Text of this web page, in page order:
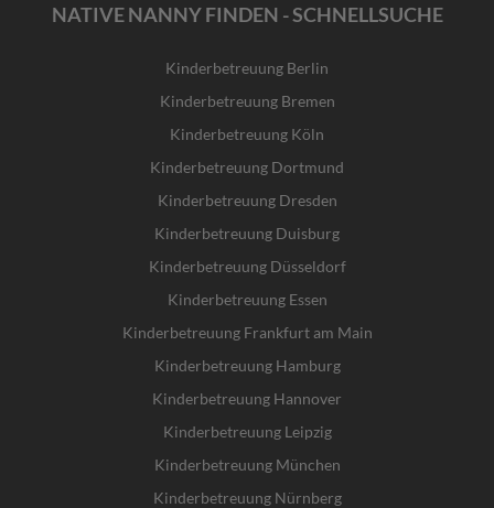
NATIVE NANNY FINDEN - SCHNELLSUCHE
Kinderbetreuung Berlin
Kinderbetreuung Bremen
Kinderbetreuung Köln
Kinderbetreuung Dortmund
Kinderbetreuung Dresden
Kinderbetreuung Duisburg
Kinderbetreuung Düsseldorf
Kinderbetreuung Essen
Kinderbetreuung Frankfurt am Main
Kinderbetreuung Hamburg
Kinderbetreuung Hannover
Kinderbetreuung Leipzig
Kinderbetreuung München
Kinderbetreuung Nürnberg